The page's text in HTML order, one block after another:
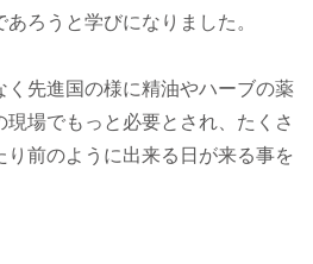
ろうと学びになりました。
く先進国の様に精油やハーブの薬
場でもっと必要とされ、たくさ
り前のように出来る日が来る事を